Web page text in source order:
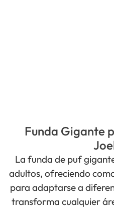
Funda Gigante
La funda de puf
adultos, ofreciendo
para adaptarse a
transforma cualquier